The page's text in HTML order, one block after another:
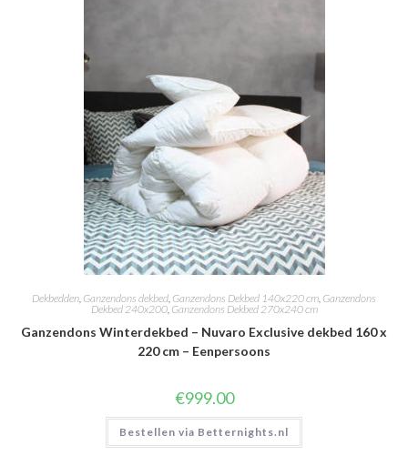
Dekbedden, Ganzendons dekbed, Ganzendons Dekbed 140x220 cm, Ganzendons
Dekbed 240x200, Ganzendons Dekbed 270x240 cm
Ganzendons Winterdekbed – Nuvaro Exclusive dekbed 160 x
220 cm – Eenpersoons
€999.00
Bestellen via Betternights.nl